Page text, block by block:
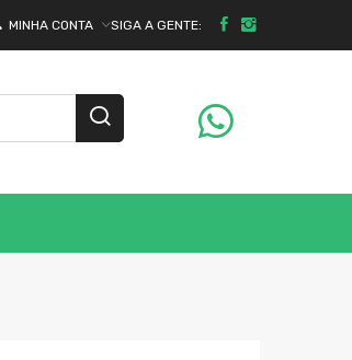
MINHA CONTA SIGA A GENTE: